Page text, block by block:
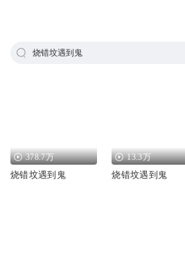
烧错坟遇到鬼
378.7万
烧错坟遇到鬼
13.3万
烧错坟遇到鬼